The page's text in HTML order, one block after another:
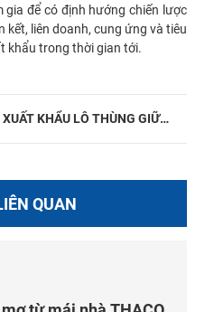
để có định hướng chiến lược
kết, liên doanh, cung ứng và tiêu
khẩu trong thời gian tới.
KHẨU LÔ THÙNG GIỮ
QUAN